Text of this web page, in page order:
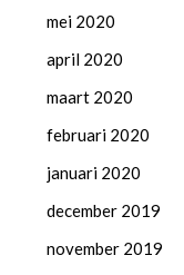
mei 2020
april 2020
maart 2020
februari 2020
januari 2020
december 2019
november 2019